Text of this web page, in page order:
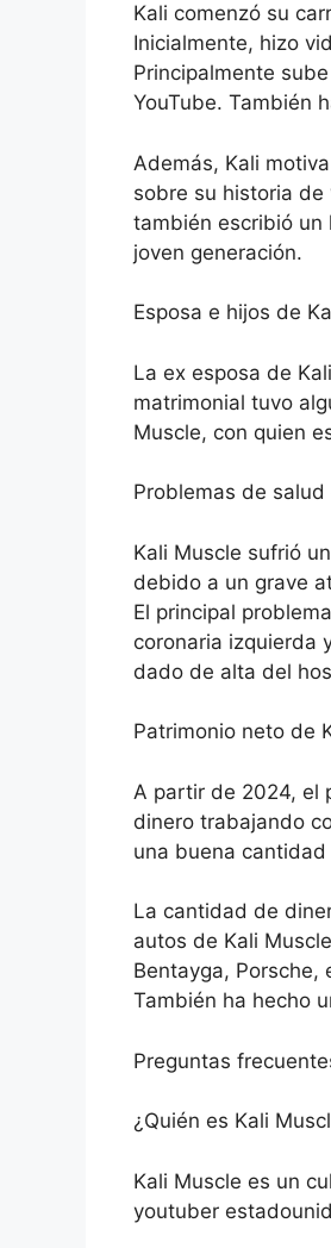
Kali comenzó su
Inicialmente, hizo
Principalmente
YouTube. También
Además, Kali
sobre su historia
también escribió un
joven generación.
Esposa e hijos de
La ex esposa de
matrimonial tuvo
Muscle, con quien
Problemas de
Kali Muscle sufrió
debido a un grave
El principal
coronaria izquierda
dado de alta del
Patrimonio neto de
A partir de 2024, el
dinero trabajando
una buena
La cantidad de
autos de Kali
Bentayga, Porsche,
También ha hecho
Preguntas
¿Quién es Kali
Kali Muscle es un
youtuber